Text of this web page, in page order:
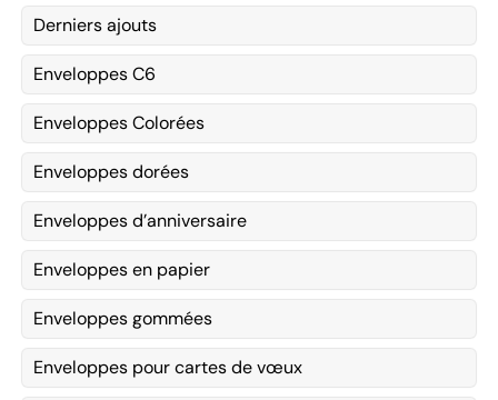
Derniers ajouts
Enveloppes C6
Enveloppes Colorées
Enveloppes dorées
Enveloppes d’anniversaire
Enveloppes en papier
Enveloppes gommées
Enveloppes pour cartes de vœux